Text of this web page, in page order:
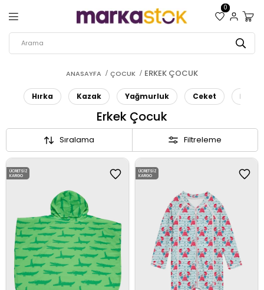
0
ANASAYFA ÇOCUK ERKEK ÇOCUK
Hırka Kazak Yağmurluk Ceket İç
Erkek Çocuk
Filtreleme
Sıralama
ÜCRETSIZ
KARGO
ÜCRETSIZ
KARGO